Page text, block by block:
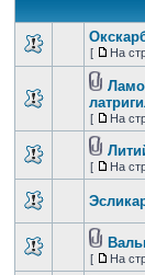
[ На
[ На
[ На
[ На